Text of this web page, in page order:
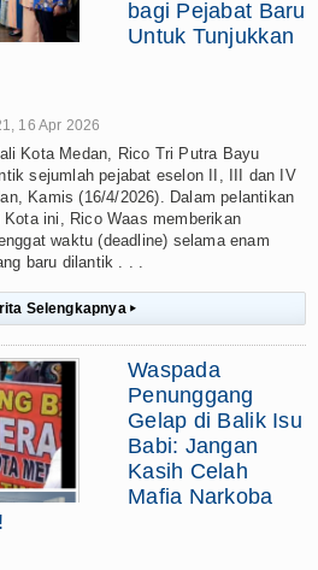
bagi Pejabat Baru
Untuk Tunjukkan
16 Apr 2026
Kota Medan, Rico Tri Putra Bayu
sejumlah pejabat eselon II, III dan IV
Kamis (16/4/2026). Dalam pelantikan
ini, Rico Waas memberikan
waktu (deadline) selama enam
baru dilantik . . .
Selengkapnya ▸
Waspada
Penunggang
Gelap di Balik Isu
Babi: Jangan
Kasih Celah
Mafia Narkoba